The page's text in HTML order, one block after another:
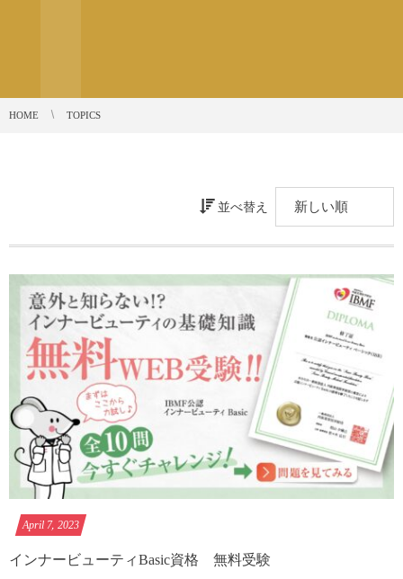
HOME TOPICS
並べ替え
April 7,2023
インナービューティBasic資格 無料受験